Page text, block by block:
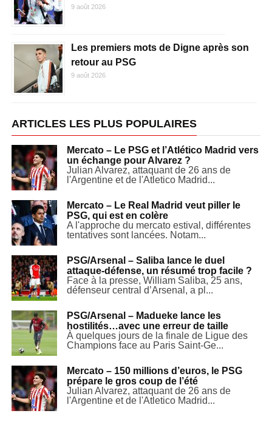
9 août 2026
Les premiers mots de Digne après son
retour au PSG
9 août 2026
ARTICLES LES PLUS POPULAIRES
Mercato – Le PSG et l’Atlético Madrid vers
un échange pour Alvarez ?
Julian Alvarez, attaquant de 26 ans de
l'Argentine et de l'Atletico Madrid...
Mercato – Le Real Madrid veut piller le
PSG, qui est en colère
A l'approche du mercato estival, différentes
tentatives sont lancées. Notam...
PSG/Arsenal – Saliba lance le duel
attaque-défense, un résumé trop facile ?
Face à la presse, William Saliba, 25 ans,
défenseur central d’Arsenal, a pl...
PSG/Arsenal – Madueke lance les
hostilités…avec une erreur de taille
À quelques jours de la finale de Ligue des
Champions face au Paris Saint-Ge...
Mercato – 150 millions d’euros, le PSG
prépare le gros coup de l’été
Julian Alvarez, attaquant de 26 ans de
l'Argentine et de l'Atletico Madrid...